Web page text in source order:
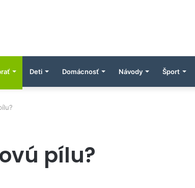
Deti Domácnosť Návody Šport
pílu?